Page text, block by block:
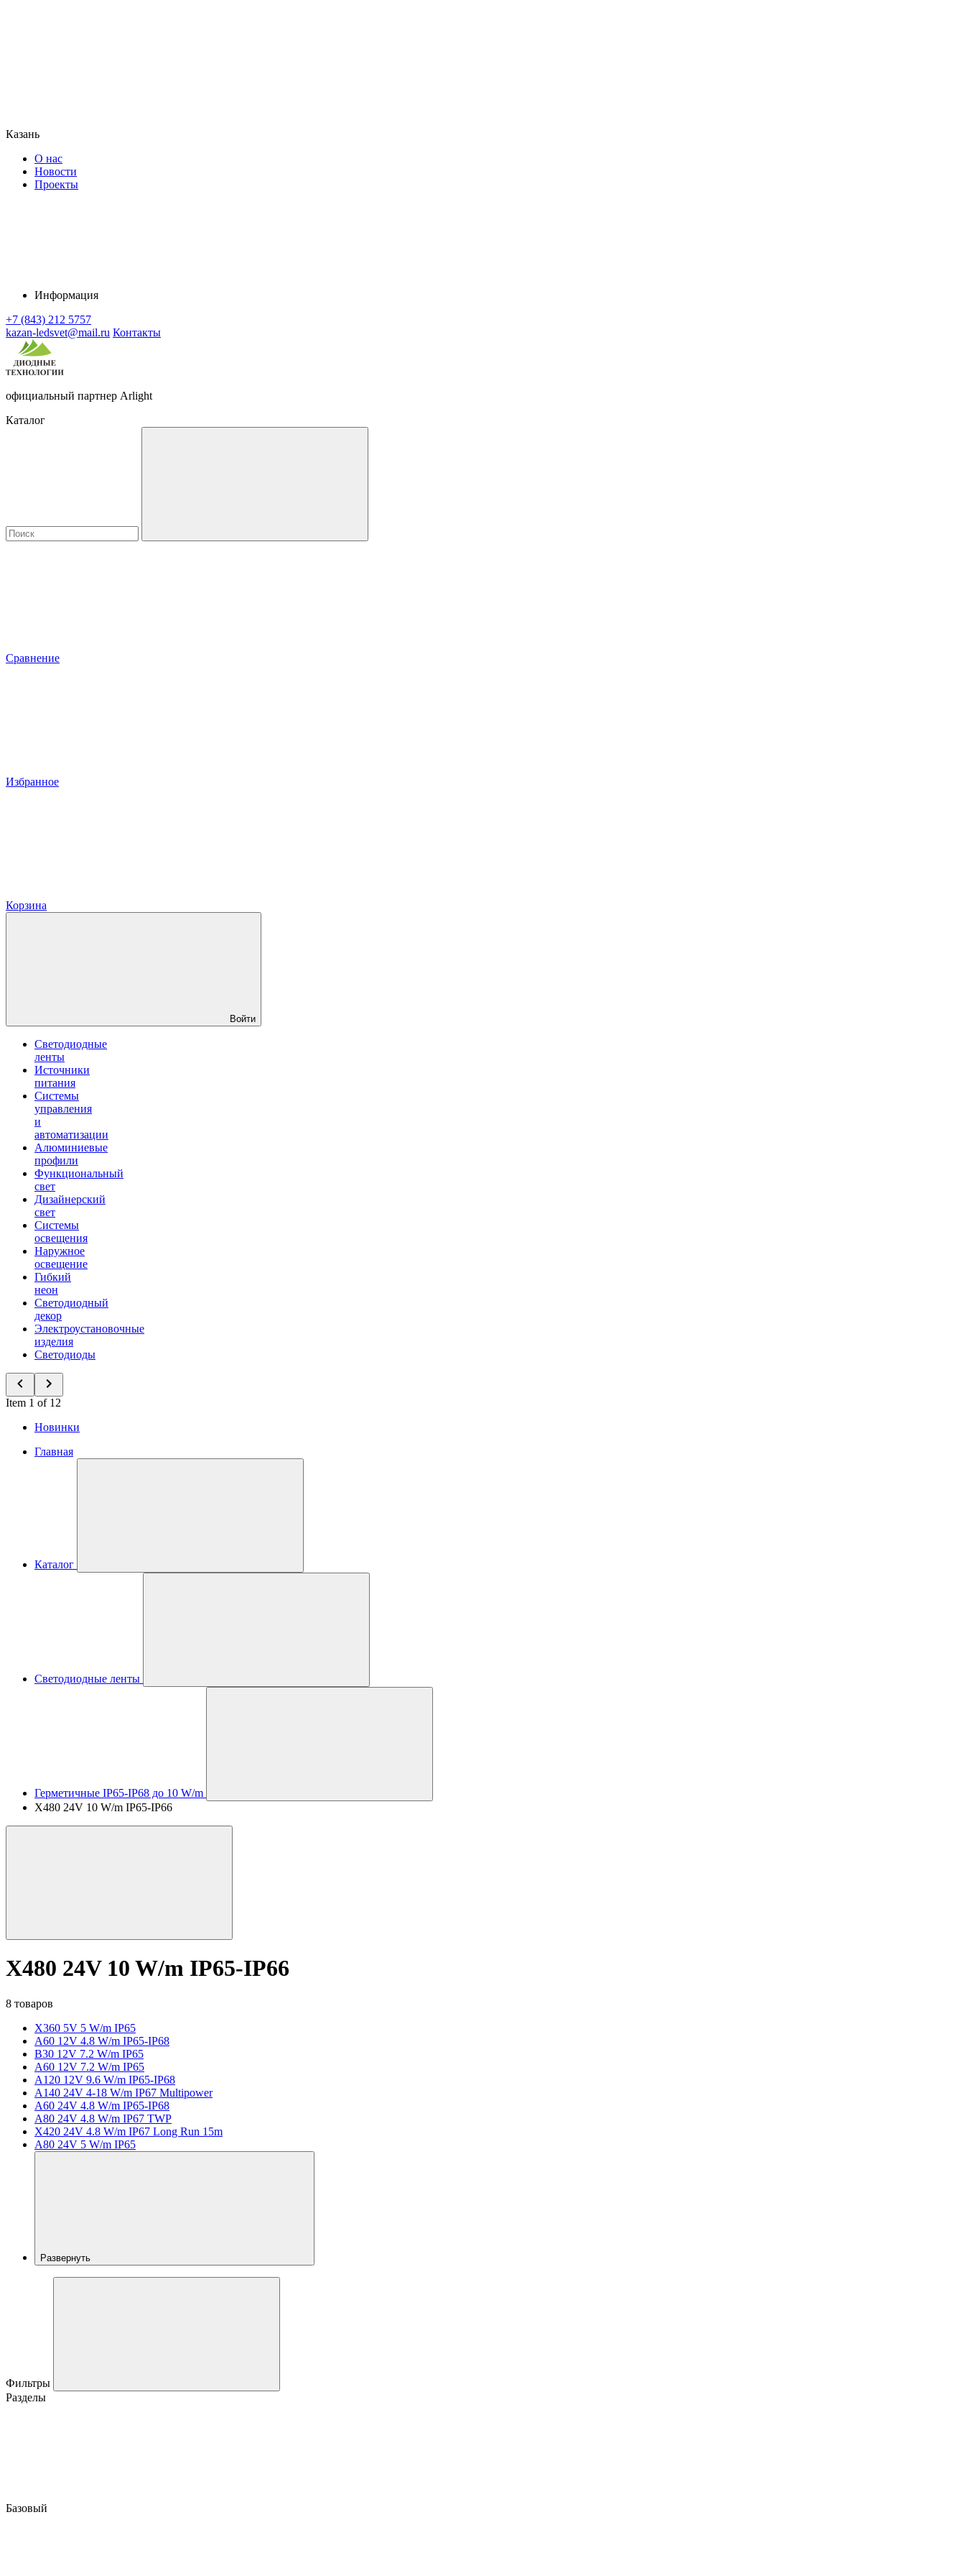
Казань
О нас
Новости
Проекты
Информация
+7 (843) 212 5757
kazan-ledsvet@mail.ru Контакты
официальный партнер Arlight
Каталог
Сравнение
Избранное
Корзина
Войти
Светодиодные
ленты
Источники
питания
Системы
управления
и
автоматизации
Алюминиевые
профили
Функциональный
свет
Дизайнерский
свет
Системы
освещения
Наружное
освещение
Гибкий
неон
Светодиодный
декор
Электроустановочные
изделия
Светодиоды
Item 1 of 12
Новинки
Главная
Каталог
Светодиодные ленты
Герметичные IP65-IP68 до 10 W/m
X480 24V 10 W/m IP65-IP66
X480 24V 10 W/m IP65-IP66
8 товаров
X360 5V 5 W/m IP65
A60 12V 4.8 W/m IP65-IP68
B30 12V 7.2 W/m IP65
A60 12V 7.2 W/m IP65
A120 12V 9.6 W/m IP65-IP68
A140 24V 4-18 W/m IP67 Multipower
A60 24V 4.8 W/m IP65-IP68
A80 24V 4.8 W/m IP67 TWP
X420 24V 4.8 W/m IP67 Long Run 15m
A80 24V 5 W/m IP65
Развернуть
Фильтры
Разделы
Базовый